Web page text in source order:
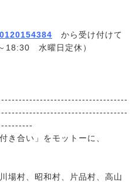
0120154384 から受け付けて
18:30 水曜日定休）
き合い」をモットーに、
場村、昭和村、片品村、高山